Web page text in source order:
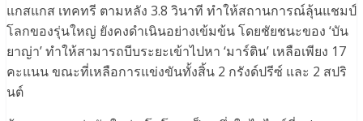
แกสแกส เทคทรี ตามหลัง 3.8 วินาที ทำให้สถานการณ์ลุ้นแชมป์
โลกของรุ่นใหญ่ ยังคงดำเนินอย่างเข้มข้น โดยชัยชนะของ ‘บัน
ยาญ่า’ ทำให้สามารถบีบระยะเข้าไปหา ‘มาร์ติน’ เหลือเพียง 17
คะแนน ขณะที่เหลือการแข่งขันทั้งสิ้น 2 กรังด์ปรีซ์ และ 2 สปริ
นต์